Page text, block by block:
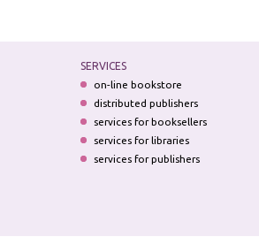
SERVICES
on-line bookstore
distributed publishers
services for booksellers
services for libraries
services for publishers